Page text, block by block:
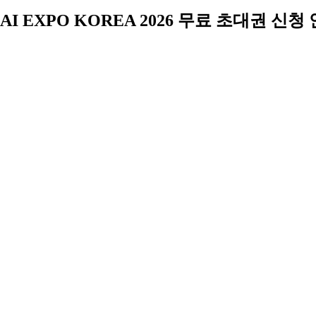
AI EXPO KOREA 2026 무료 초대권 신청